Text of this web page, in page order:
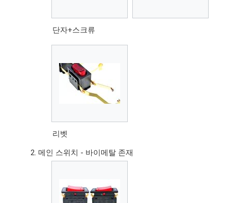
단자+스크류
리벳
메인 스위치 - 바이메탈 존재